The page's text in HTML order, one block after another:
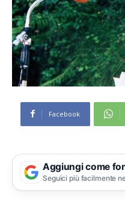
Facebook
Aggiungi come
Seguici più facilmente